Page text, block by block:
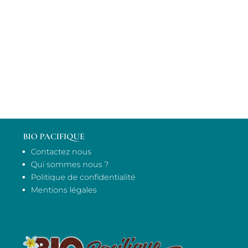
BIO PACIFIQUE
Contactez nous
Qui sommes nous ?
Politique de confidentialité
Mentions légales